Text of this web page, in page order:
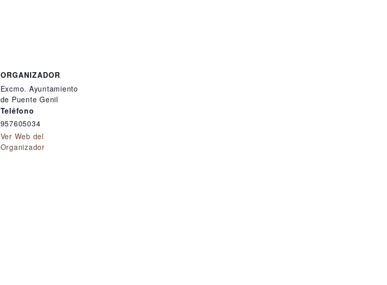
ORGANIZADOR
Excmo. Ayuntamiento
de Puente Genil
Teléfono
957605034
Ver Web del
Organizador